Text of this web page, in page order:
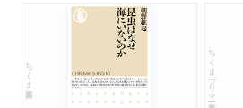
ちくま新書 ちくまプリマー新書